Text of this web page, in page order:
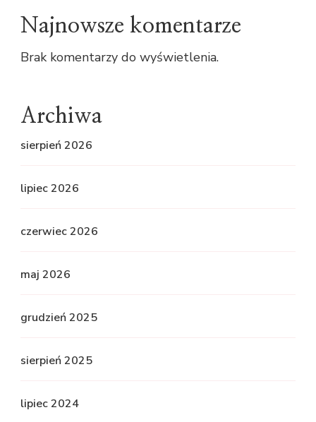
Najnowsze komentarze
Brak komentarzy do wyświetlenia.
Archiwa
sierpień 2026
lipiec 2026
czerwiec 2026
maj 2026
grudzień 2025
sierpień 2025
lipiec 2024